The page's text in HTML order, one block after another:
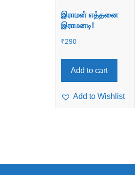
இராமன் எத்தனை
இராமனடி!
₹290
Add to cart
Add to Wishlist